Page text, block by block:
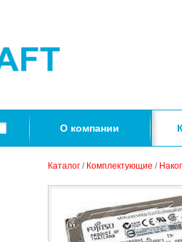
О компании
Каталог / Комплектующие /